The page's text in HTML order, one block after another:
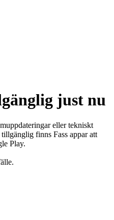
just nu
eller tekniskt
finns Fass appar att
Play.